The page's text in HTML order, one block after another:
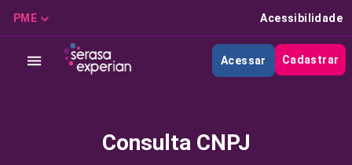
PME Acessibilidade
Acessar Cadastrar
Consulta CNPJ